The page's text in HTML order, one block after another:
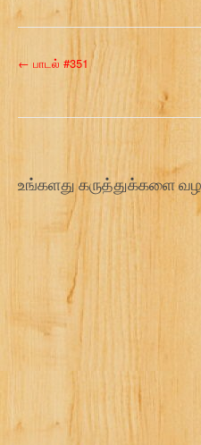
P
n
g
i
← பாடல் #351
உங்களது கருத்துக்களை